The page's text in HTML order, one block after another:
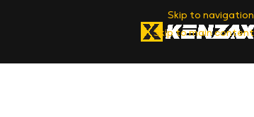
Skip to navigation
Skip to main content